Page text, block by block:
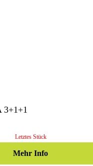
3+1+1
Letztes Stück
Mehr Info